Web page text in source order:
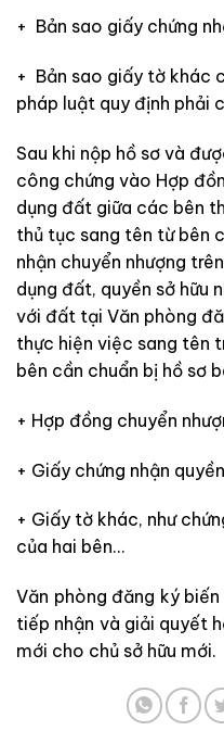
+ Bản sao giấy chứng
+ Bản sao giấy tờ khác
pháp luật quy định phải
Sau khi nộp hồ sơ và
công chứng vào Hợp
dụng đất giữa các bên
thủ tục sang tên từ bên
nhận chuyển nhượng
dụng đất, quyền sở hữu
với đất tại Văn phòng
thực hiện việc sang tên
bên cần chuẩn bị hồ sơ
+ Hợp đồng chuyển
+ Giấy chứng nhận
+ Giấy tờ khác, như
của hai bên…
Văn phòng đăng ký
tiếp nhận và giải quyết
mới cho chủ sở hữu mới.